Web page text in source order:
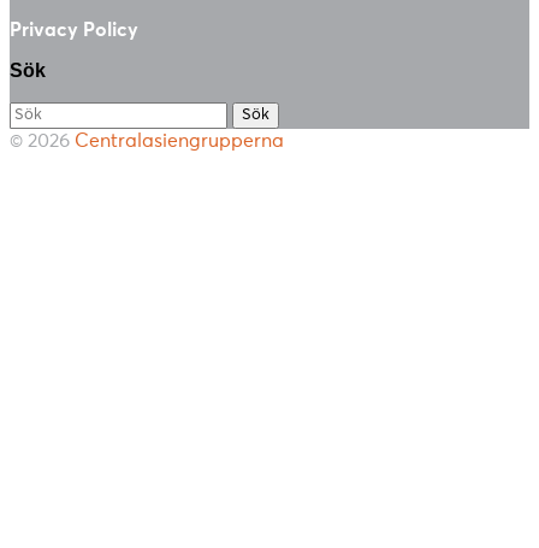
Privacy Policy
Sök
Söka
efter...
© 2026 Centralasiengrupperna